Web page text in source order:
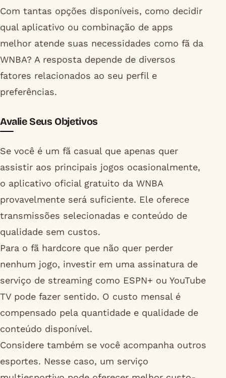
Com tantas opções disponíveis, como decidir
qual aplicativo ou combinação de apps
melhor atende suas necessidades como fã da
WNBA? A resposta depende de diversos
fatores relacionados ao seu perfil e
preferências.
Avalie Seus Objetivos
Se você é um fã casual que apenas quer
assistir aos principais jogos ocasionalmente,
o aplicativo oficial gratuito da WNBA
provavelmente será suficiente. Ele oferece
transmissões selecionadas e conteúdo de
qualidade sem custos.
Para o fã hardcore que não quer perder
nenhum jogo, investir em uma assinatura de
serviço de streaming como ESPN+ ou YouTube
TV pode fazer sentido. O custo mensal é
compensado pela quantidade e qualidade de
conteúdo disponível.
Considere também se você acompanha outros
esportes. Nesse caso, um serviço